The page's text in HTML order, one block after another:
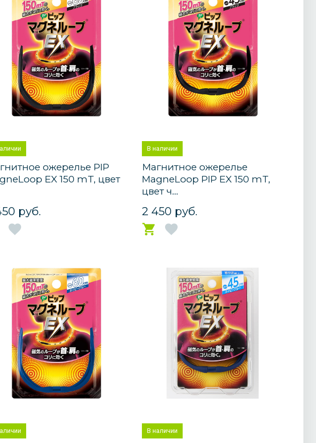
ожерелье PIP
EX 150 mT, цвет
руб.
В наличии
Магнитное ожерелье
MagneLoop PIP EX 150 mT,
цвет ч...
2 450 руб.
В наличии